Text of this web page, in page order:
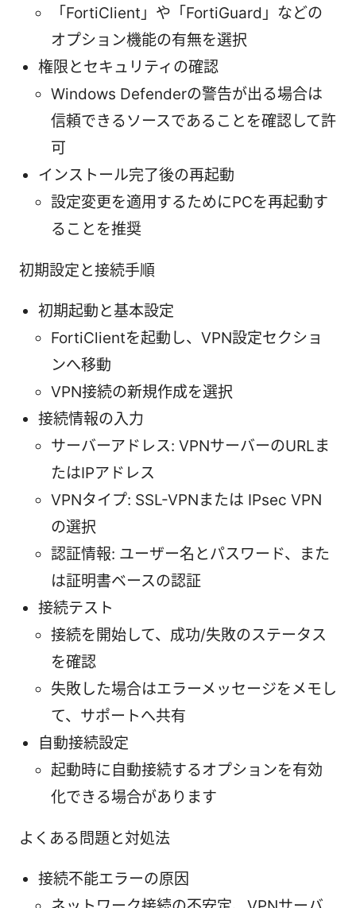
「FortiClient」や「FortiGuard」などの
オプション機能の有無を選択
権限とセキュリティの確認
Windows Defenderの警告が出る場合は
信頼できるソースであることを確認して許
可
インストール完了後の再起動
設定変更を適用するためにPCを再起動す
ることを推奨
初期設定と接続手順
初期起動と基本設定
FortiClientを起動し、VPN設定セクショ
ンへ移動
VPN接続の新規作成を選択
接続情報の入力
サーバーアドレス: VPNサーバーのURLま
たはIPアドレス
VPNタイプ: SSL-VPNまたは IPsec VPN
の選択
認証情報: ユーザー名とパスワード、また
は証明書ベースの認証
接続テスト
接続を開始して、成功/失敗のステータス
を確認
失敗した場合はエラーメッセージをメモし
て、サポートへ共有
自動接続設定
起動時に自動接続するオプションを有効
化できる場合があります
よくある問題と対処法
接続不能エラーの原因